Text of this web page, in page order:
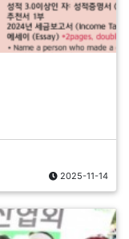
2025-11-14